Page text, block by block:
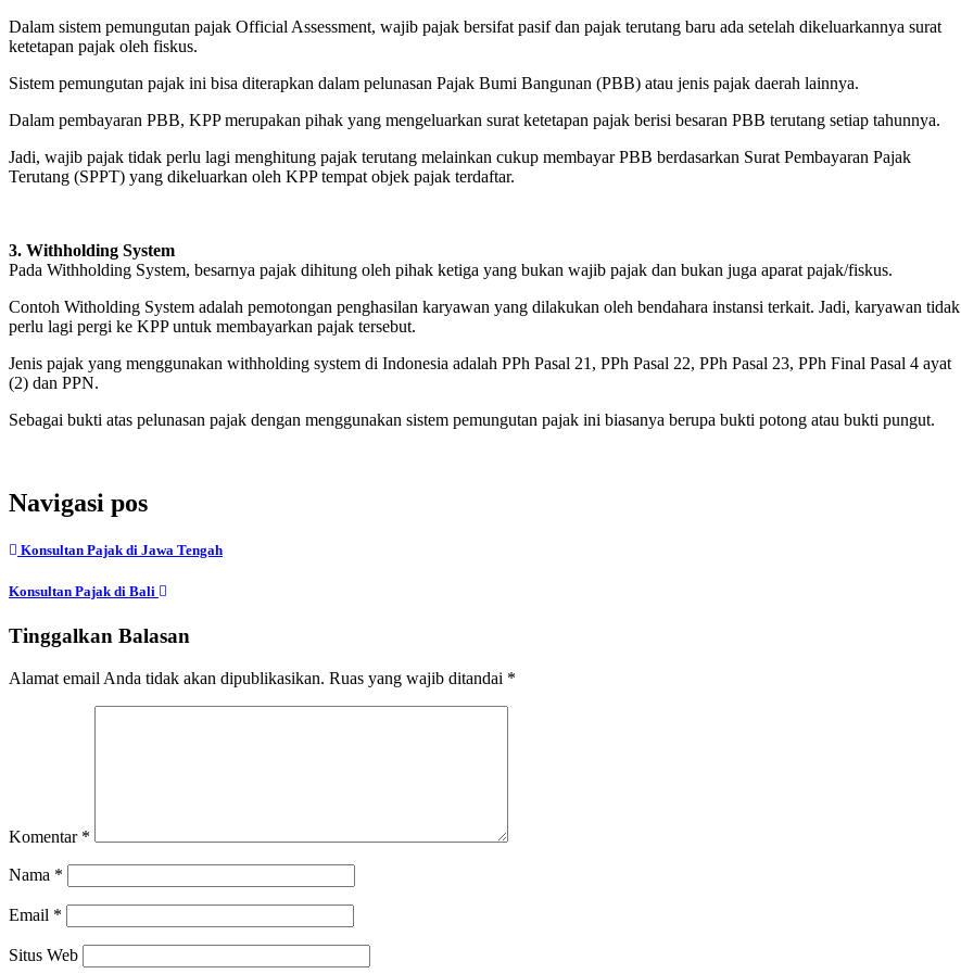
Dalam sistem pemungutan pajak Official Assessment, wajib pajak bersifat pasif dan pajak terutang baru ada setelah dikeluarkannya surat
ketetapan pajak oleh fiskus.
Sistem pemungutan pajak ini bisa diterapkan dalam pelunasan Pajak Bumi Bangunan (PBB) atau jenis pajak daerah lainnya.
Dalam pembayaran PBB, KPP merupakan pihak yang mengeluarkan surat ketetapan pajak berisi besaran PBB terutang setiap tahunnya.
Jadi, wajib pajak tidak perlu lagi menghitung pajak terutang melainkan cukup membayar PBB berdasarkan Surat Pembayaran Pajak
Terutang (SPPT) yang dikeluarkan oleh KPP tempat objek pajak terdaftar.
3. Withholding System
Pada Withholding System, besarnya pajak dihitung oleh pihak ketiga yang bukan wajib pajak dan bukan juga aparat pajak/fiskus.
Contoh Witholding System adalah pemotongan penghasilan karyawan yang dilakukan oleh bendahara instansi terkait. Jadi, karyawan tidak
perlu lagi pergi ke KPP untuk membayarkan pajak tersebut.
Jenis pajak yang menggunakan withholding system di Indonesia adalah PPh Pasal 21, PPh Pasal 22, PPh Pasal 23, PPh Final Pasal 4 ayat
(2) dan PPN.
Sebagai bukti atas pelunasan pajak dengan menggunakan sistem pemungutan pajak ini biasanya berupa bukti potong atau bukti pungut.
Navigasi pos
Konsultan Pajak di Jawa Tengah
Konsultan Pajak di Bali
Tinggalkan Balasan
Alamat email Anda tidak akan dipublikasikan. Ruas yang wajib ditandai *
Komentar *
Nama *
Email *
Situs Web